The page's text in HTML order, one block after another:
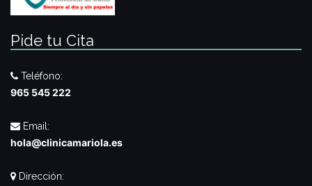
Pide tu Cita
Teléfono:
965 545 222
Email:
hola@clinicamariola.es
Dirección: